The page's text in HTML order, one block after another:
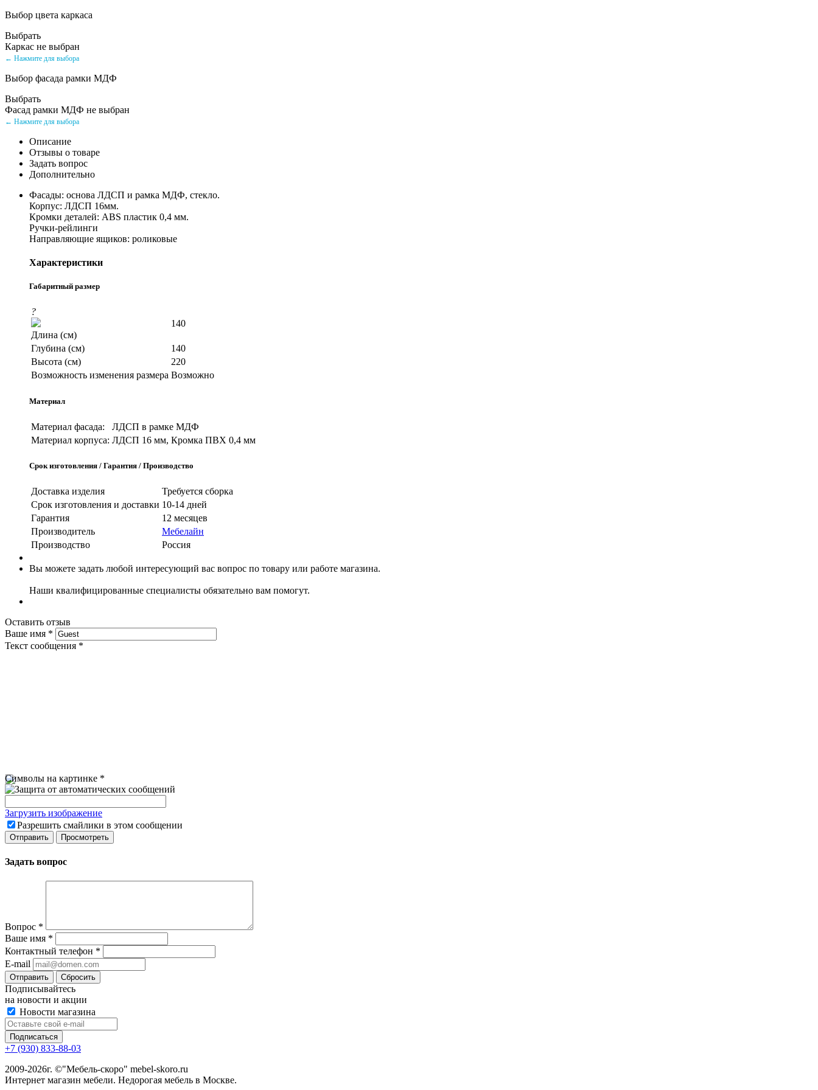
Выбор цвета каркаса
Выбрать
Каркас не выбран
← Нажмите для выбора
Выбор фасада рамки МДФ
Выбрать
Фасад рамки МДФ не выбран
← Нажмите для выбора
Описание
Отзывы о товаре
Задать вопрос
Дополнительно
Фасады: основа ЛДСП и рамка МДФ, стекло.
Корпус: ЛДСП 16мм.
Кромки деталей: ABS пластик 0,4 мм.
Ручки-рейлинги
Направляющие ящиков: роликовые
Характеристики
Габаритный размер
?
Длина (см)
140
Глубина (см)
140
Высота (см)
220
Возможность изменения размера Возможно
Материал
Материал фасада:
ЛДСП в рамке МДФ
Материал корпуса: ЛДСП 16 мм, Кромка ПВХ 0,4 мм
Срок изготовления / Гарантия / Производство
Доставка изделия
Требуется сборка
Срок изготовления и доставки 10-14 дней
Гарантия
12 месяцев
Производитель
Мебелайн
Производство
Россия
Вы можете задать любой интересующий вас вопрос по товару или работе магазина.
Наши квалифицированные специалисты обязательно вам помогут.
Оставить отзыв
Ваше имя *
Текст сообщения *
Символы на картинке *
Загрузить изображение
Разрешить смайлики в этом сообщении
Задать вопрос
Вопрос *
Ваше имя *
Контактный телефон *
E-mail
Сбросить
Подписывайтесь
на новости и акции
Новости магазина
+7 (930) 833-88-03
2009-2026г. ©"Мебель-скоро" mebel-skoro.ru
Интернет магазин мебели. Недорогая мебель в Москве.